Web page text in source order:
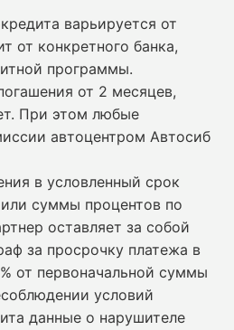
варьируется от
от конкретного банка,
программы.
от 2 месяцев,
При этом любые
автоцентром Автосиб
в условленный срок
суммы процентов по
оставляет за собой
за просрочку платежа в
от первоначальной суммы
условий
данные о нарушителе